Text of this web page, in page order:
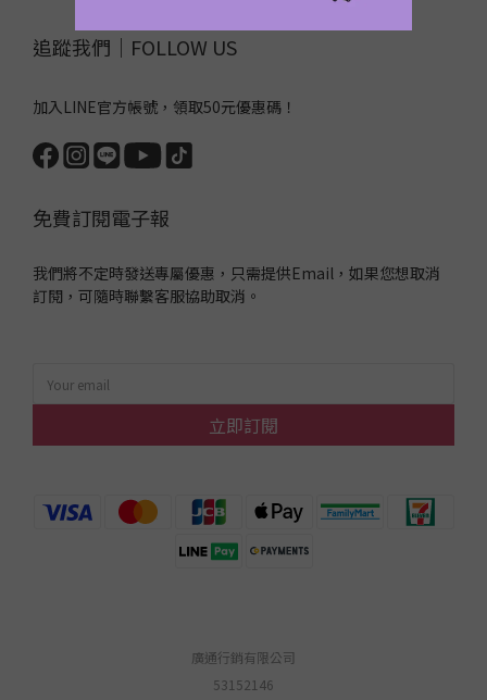
追蹤我們｜FOLLOW US
加入LINE官方帳號，領取50元優惠碼！
免費訂閱電子報
我們將不定時發送專屬優惠，只需提供Email，如果您想取消
訂閱，可隨時聯繫客服協助取消。
立即訂閱
廣通行銷有限公司
53152146